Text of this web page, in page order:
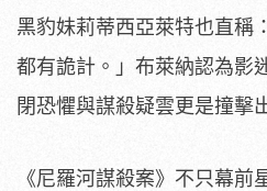
黑豹妹莉蒂西亞萊特也直稱
都有詭計。」 布萊納認為影
閉恐懼與謀殺疑雲更是撞擊
《尼羅河謀殺案》不只幕前